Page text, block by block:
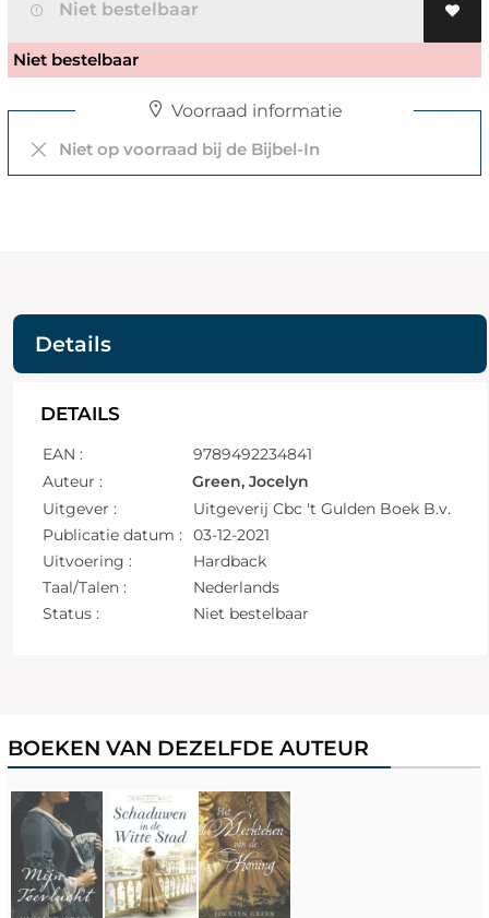
Niet bestelbaar
Niet bestelbaar
Voorraad informatie
Niet op voorraad bij de Bijbel-In
Details
DETAILS
EAN :
9789492234841
Auteur :
Green, Jocelyn
Uitgever :
Uitgeverij Cbc 't Gulden Boek B.v.
Publicatie datum :
03-12-2021
Uitvoering :
Hardback
Taal/Talen :
Nederlands
Status :
Niet bestelbaar
BOEKEN VAN DEZELFDE AUTEUR